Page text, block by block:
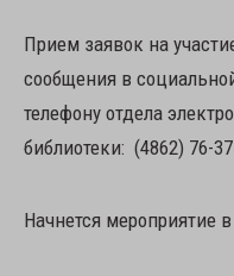
Прием заявок на
сообщения в
телефону отдела
библиотеки: (4862) 76-
Начнется мероприятие